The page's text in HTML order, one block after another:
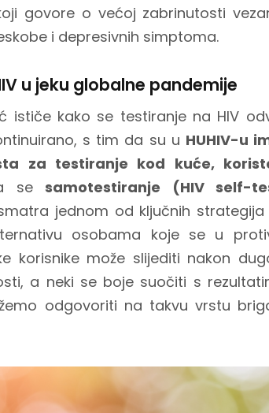
govore o većoj zabrinutosti
i depresivnih simptoma.
u jeku globalne pandemije
ističe kako se testiranje na HIV
s tim da su u HUHIV-u
za testiranje kod kuće,
sesamotestiranje (HIV self-
jednom od ključnih
osobama koje se u
korisnike može slijediti nakon
a neki se boje suočiti s
odgovoriti na takvu vrstu